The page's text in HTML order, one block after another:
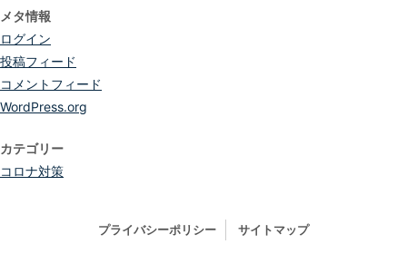
メタ情報
ログイン
投稿フィード
コメントフィード
WordPress.org
カテゴリー
コロナ対策
プライバシーポリシー サイトマップ